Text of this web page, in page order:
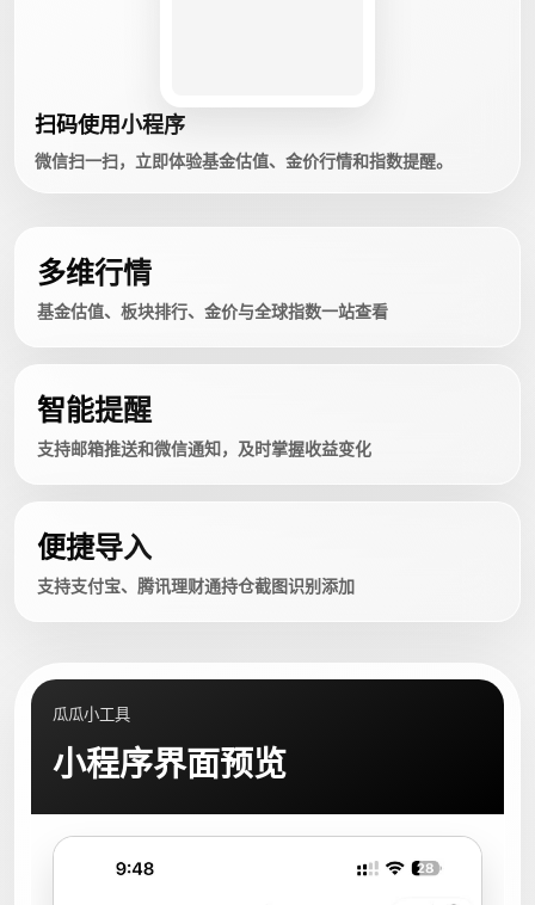
扫码使用小程序
微信扫一扫，立即体验基金估值、金价行情和指数提醒。
多维行情
基金估值、板块排行、金价与全球指数一站查看
智能提醒
支持邮箱推送和微信通知，及时掌握收益变化
便捷导入
支持支付宝、腾讯理财通持仓截图识别添加
瓜瓜小工具
小程序界面预览